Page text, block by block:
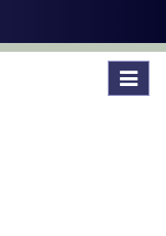
Toggle